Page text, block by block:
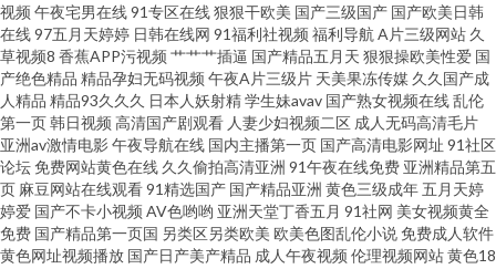
人在线观看 91美女诱惑 91视频日韩经典 91露踝女生完整视频 91官方网站在
线观看 91视频网新网站 91九色蝌蚪蜜桃人妻 91老司机福利社 91超碰综合
91人妻黑丝观看 91丝足网站 97精品视频 91桃色免费网站 91美女被啪啪啪
91福利网址导航 1024在线基地 一区二区成人精品 五月天色色 91精品国 91
线看 国产TS人妖91精品 成人网人妻久合 东京热色淫爽片 成人精品国产 超碰
视频 午夜宅男在线91专区在线狠狠干欧美 国产三级国产 国产欧美日韩
在线97五月天婷婷 日韩在线网 91福利社视频 福利导航 A片三级网站 久
草视频8 香蕉APP污视频 艹艹艹插逼 国产精品五月天 狠狠操欧美性爱 国
产绝色精品 精品孕妇无码视频 午夜A片三级片 天美果冻传媒 久久国产成
人精品 精品93久久久 日本人妖射精学生妹avav 国产熟女视频在线乱伦
第一页韩日视频 高清国产剧观看 人妻少妇视频二区 成人无码高清毛片
亚洲av激情电影午夜导航在线 国内主播第一页 国产高清电影网址 91社区
论坛免费网站黄色在线 久久偷拍高清亚洲 91午夜在线免费 亚洲精品第五
页 麻豆网站在线观看91精选国产 国产精品亚洲 黄色三级成年 五月天婷
婷爱 国产不卡小视频 AV色哟哟 亚洲天堂丁香五月 91社网 美女视频黄全
免费 国产精品第一页国 另类区另类欧美 欧美色图乱伦小说免费成人软件
黄色网址视频播放 国产日产美产精品 成人午夜视频 伦理视频网站黄色18